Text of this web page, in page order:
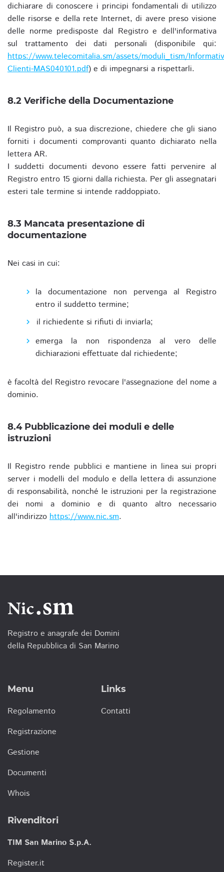
dichiarare di conoscere i principi fondamentali di utilizzo
delle risorse e della rete Internet, di avere preso visione
delle norme predisposte dal Registro e dell'informativa
sul trattamento dei dati personali (disponibile qui:
https://www.telecomitalia.sm/assets/moduli_tism/
Clienti-MAS040101.pdf) e di impegnarsi a rispettarli.
8.2 Verifiche della Documentazione
Il Registro può, a sua discrezione, chiedere che gli siano
forniti i documenti comprovanti quanto dichiarato nella
lettera AR.
I suddetti documenti devono essere fatti pervenire al
Registro entro 15 giorni dalla richiesta. Per gli assegnatari
esteri tale termine si intende raddoppiato.
8.3 Mancata presentazione di
documentazione
Nei casi in cui:
la documentazione non pervenga al Registro
entro il suddetto termine;
il richiedente si rifiuti di inviarla;
emerga la non rispondenza al vero delle
dichiarazioni effettuate dal richiedente;
è facoltà del Registro revocare l'assegnazione del nome a
dominio.
8.4 Pubblicazione dei moduli e delle
istruzioni
Il Registro rende pubblici e mantiene in linea sui propri
server i modelli del modulo e della lettera di assunzione
di responsabilità, nonché le istruzioni per la registrazione
dei nomi a dominio e di quanto altro necessario
all'indirizzo https://www.nic.sm.
Registro e anagrafe dei Domini
della Repubblica di San Marino
Menu
Regolamento
Registrazione
Gestione
Documenti
Whois
Links
Contatti
Rivenditori
TIM San Marino S.p.A.
Register.it